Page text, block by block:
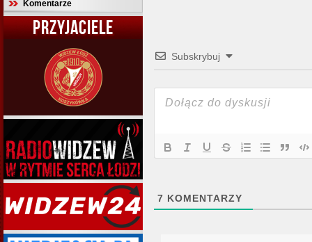
Komentarze
PRZYJACIELE
Subskrybuj
7 KOMENTARZY